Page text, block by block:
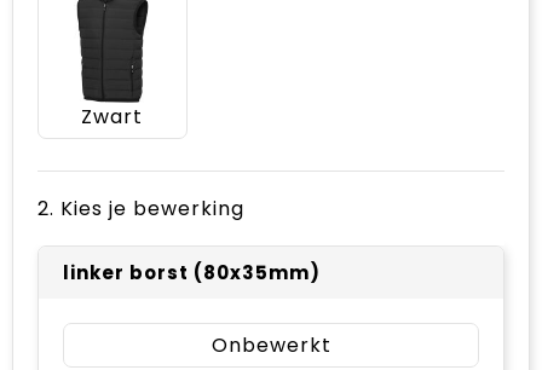
Zwart
2. Kies je bewerking
linker borst (80x35mm)
Onbewerkt